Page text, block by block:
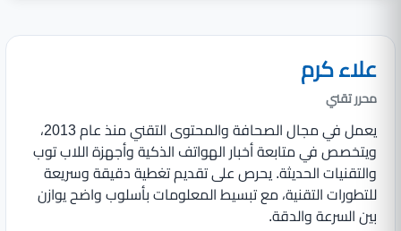
علاء كرم
محرر تقني
يعمل في مجال الصحافة والمحتوى التقني منذ عام 2013،
ويتخصص في متابعة أخبار الهواتف الذكية وأجهزة اللاب توب
والتقنيات الحديثة. يحرص على تقديم تغطية دقيقة وسريعة
للتطورات التقنية، مع تبسيط المعلومات بأسلوب واضح يوازن
بين السرعة والدقة.